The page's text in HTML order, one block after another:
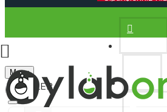
Siparişleriniz
Üye Ol
Menu